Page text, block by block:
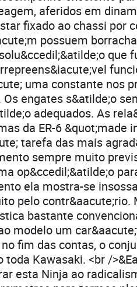
aferidos em
fixado ao chassi por
possuem
que
uma constante nos
engates s&atilde;o
adequados. As
da ER-6 &quot;made
tarefa das mais
sempre muito
op&ccedil;&atilde;o
ela mostra-se
pelo
bastante
modelo um
fim das contas, o
Kawasaki. <br /
esta Ninja ao